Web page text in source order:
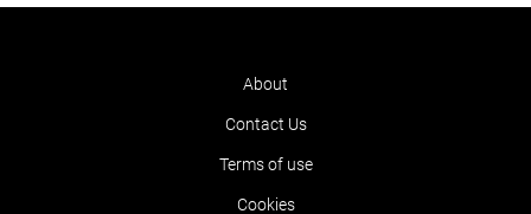
About
Contact Us
Terms of use
Cookies